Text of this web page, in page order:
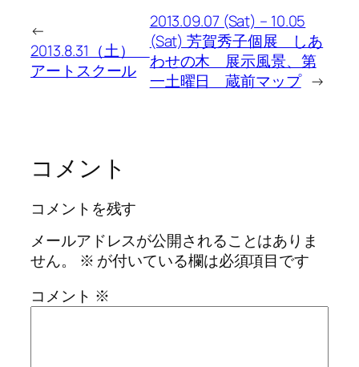
←
2013.8.31（土）
アートスクール
2013.09.07 (Sat) – 10.05
(Sat) 芳賀秀子個展 しあ
わせの木 展示風景、第
一土曜日 蔵前マップ →
コメント
コメントを残す
メールアドレスが公開されることはありま
せん。
※ が付いている欄は必須項目です
コメント ※